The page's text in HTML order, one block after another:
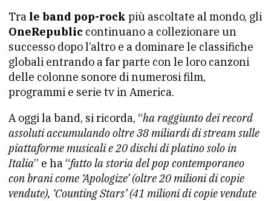
Tra le band pop-rock più ascoltate al mondo, gli
OneRepublic continuano a collezionare un
successo dopo l’altro e a dominare le classifiche
globali entrando a far parte con le loro canzoni
delle colonne sonore di numerosi film,
programmi e serie tv in America.
A oggi la band, si ricorda, “ha raggiunto dei record
assoluti accumulando oltre 38 miliardi di stream sulle
piattaforme musicali e 20 dischi di platino solo in
Italia” e ha “fatto la storia del pop contemporaneo
con brani come ‘Apologize’ (oltre 20 milioni di copie
vendute), ‘Counting Stars’ (41 milioni di copie vendute